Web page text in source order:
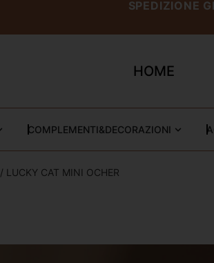
SPEDIZIONE
HOME
COMPLEMENTI&DECORAZIONI
/ LUCKY CAT MINI OCHER